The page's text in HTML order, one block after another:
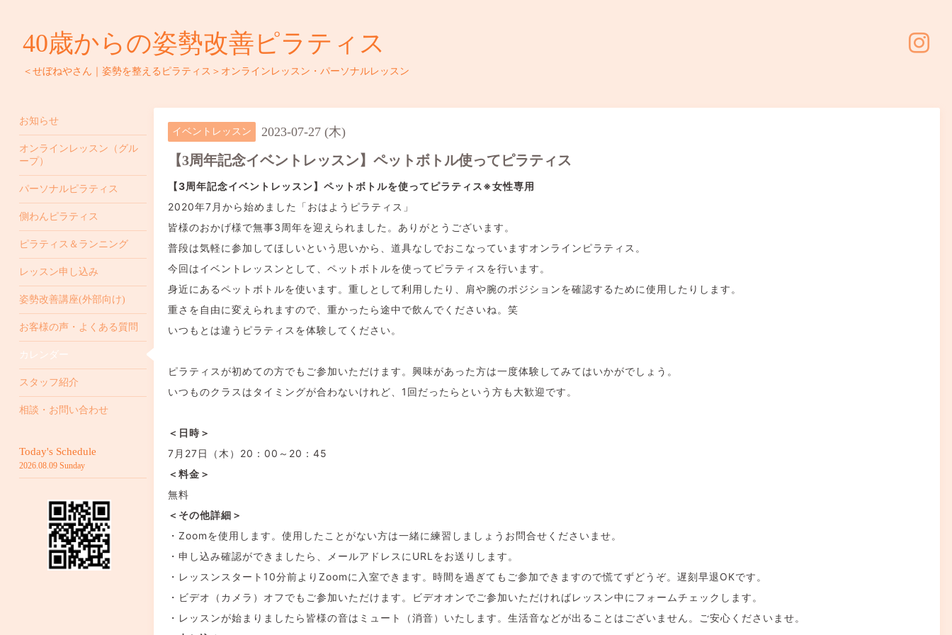
40歳からの姿勢改善ピラティス
＜せぼねやさん｜姿勢を整えるピラティス＞オンラインレッスン・パーソナルレッスン
イベントレッスン 2023-07-27 (木)
【3周年記念イベントレッスン】ペットボトル使ってピラティス
【3周年記念イベントレッスン】ペットボトルを使ってピラティス※女性専用
2020年7月から始めました「おはようピラティス」
皆様のおかげ様で無事3周年を迎えられました。ありがとうございます。
普段は気軽に参加してほしいという思いから、道具なしでおこなっていますオンラインピラティス。
今回はイベントレッスンとして、ペットボトルを使ってピラティスを行います。
身近にあるペットボトルを使います。重しとして利用したり、肩や腕のポジションを確認するために使用したりします。
重さを自由に変えられますので、重かったら途中で飲んでくださいね。笑
いつもとは違うピラティスを体験してください。
ピラティスが初めての方でもご参加いただけます。興味があった方は一度体験してみてはいかがでしょう。
いつものクラスはタイミングが合わないけれど、1回だったらという方も大歓迎です。
＜日時＞
7月27日（木）20：00～20：45
＜料金＞
無料
＜その他詳細＞
・Zoomを使用します。使用したことがない方は一緒に練習しましょうお問合せくださいませ。
・申し込み確認ができましたら、メールアドレスにURLをお送りします。
・レッスンスタート10分前よりZoomに入室できます。時間を過ぎてもご参加できますので慌てずどうぞ。遅刻早退OKです。
・ビデオ（カメラ）オフでもご参加いただけます。ビデオオンでご参加いただければレッスン中にフォームチェックします。
・レッスンが始まりましたら皆様の音はミュート（消音）いたします。生活音などが出ることはございません。ご安心くださいませ。
お知らせ
オンラインレッスン（グル
ープ）
パーソナルピラティス
側わんピラティス
ピラティス＆ランニング
レッスン申し込み
姿勢改善講座(外部向け)
お客様の声・よくある質問
カレンダー
スタッフ紹介
相談・お問い合わせ
Today's Schedule
2026.08.09 Sunday